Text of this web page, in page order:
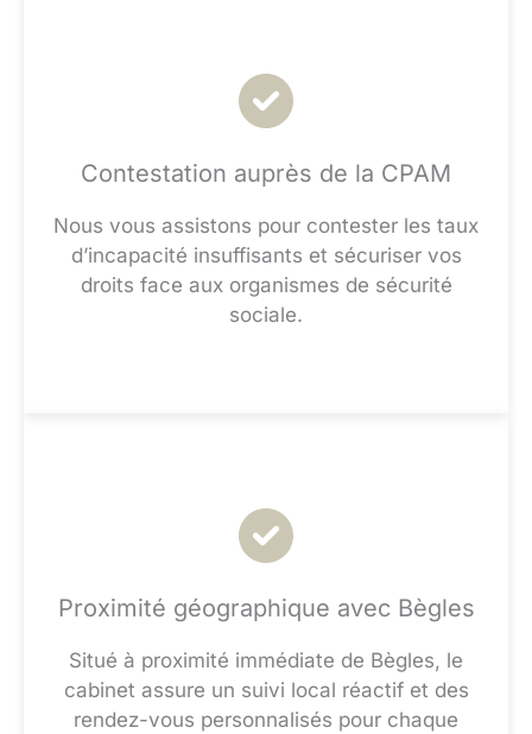
Contestation auprès de la CPAM
Nous vous assistons pour contester les taux
d’incapacité insuffisants et sécuriser vos
droits face aux organismes de sécurité
sociale.
Proximité géographique avec Bègles
Situé à proximité immédiate de Bègles, le
cabinet assure un suivi local réactif et des
rendez-vous personnalisés pour chaque